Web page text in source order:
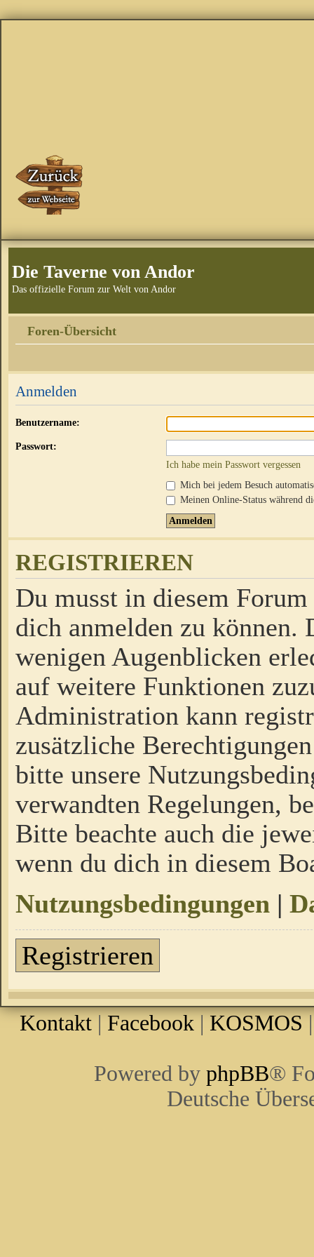
Die Taverne von Andor
Das offizielle Forum zur Welt von Andor
Foren-Übersicht
Anmelden
Benutzername:
Passwort:
Ich habe mein Passwort vergessen
Mich bei jedem Besuch
Meinen Online-Status während
REGISTRIEREN
Du musst in diesem
dich anmelden zu
wenigen Augenblicken
auf weitere Funktionen
Administration kann
zusätzliche
bitte unsere
verwandten Regelungen,
Bitte beachte auch die
wenn du dich in diesem
Nutzungsbedingungen |
Registrieren
Kontakt | Facebook | KOSMOS
Powered by phpBB®
Deutsche